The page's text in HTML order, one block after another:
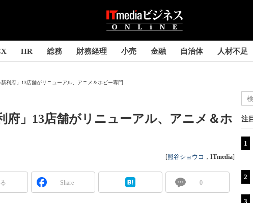
HR 総務 財務経理 小売 金融 自治体 人材不足
新利府」13店舗がリニューアル、アニメ＆ホビー専門...
府」13店舗がリニューアル、アニメ＆ホ
[熊谷ショウコ ， ITmedia]
Share 0
注